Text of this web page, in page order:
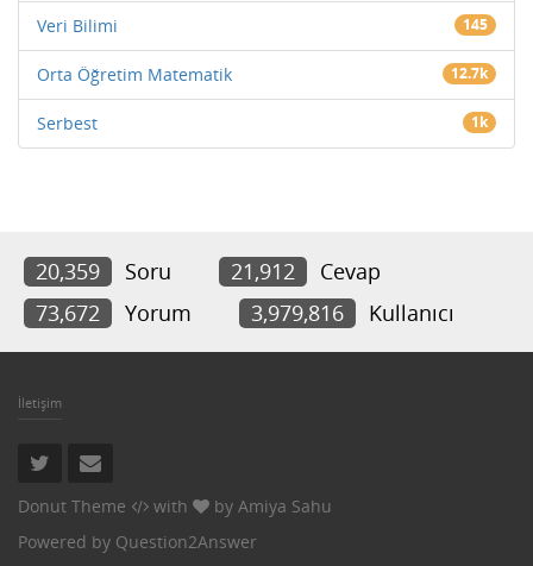
Veri Bilimi 145
Orta Öğretim Matematik 12.7k
Serbest 1k
20,359 Soru 21,912
Cevap
73,672
Yorum 3,979,816 Kullanıcı
İletişim
Donut Theme with by Amiya Sahu
Powered by Question2Answer